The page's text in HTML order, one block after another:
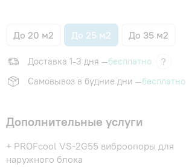
До 20 м2 До 25 м2 До 35 м2
Доставка 1-3 дня —бесплатно
?
Самовывоз в будние дни —бесплатно
Дополнительные услуги
+ PROFcool VS-2G55 виброопоры для
наружного блока